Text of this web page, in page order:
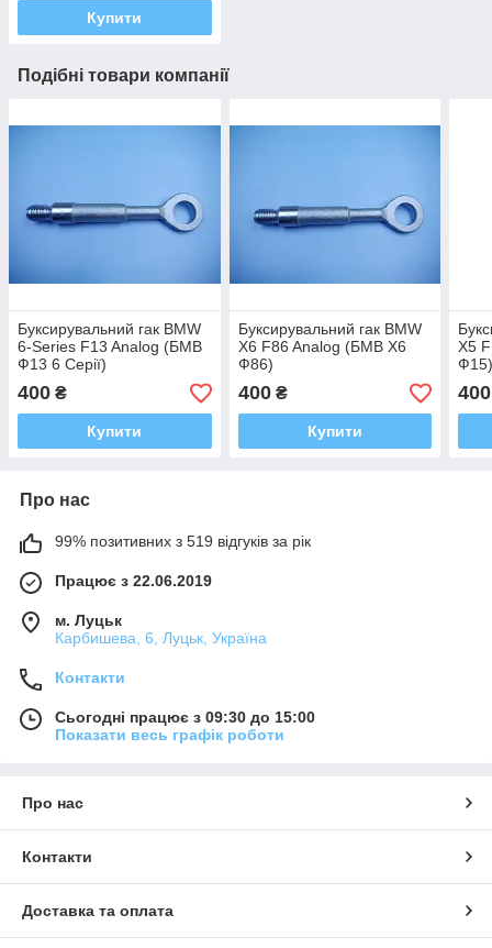
Купити
Подібні товари компанії
Буксирувальний гак BMW
6-Series F13 Analog (БМВ
Ф13 6 Серії)
400 ₴
Купити
Буксирувальний гак BMW
X6 F86 Analog (БМВ Х6
Ф86)
400₴
Купити
X5
400
Про нас
99% позитивних з 519 відгуків за рік
Працює з 22.06.2019
м. Луцьк
Карбишева, 6, Луцьк, Україна
Контакти
Сьогодні працює з 09:30 до 15:00
Показати весь графік роботи
Про нас
Контакти
Доставка та оплата